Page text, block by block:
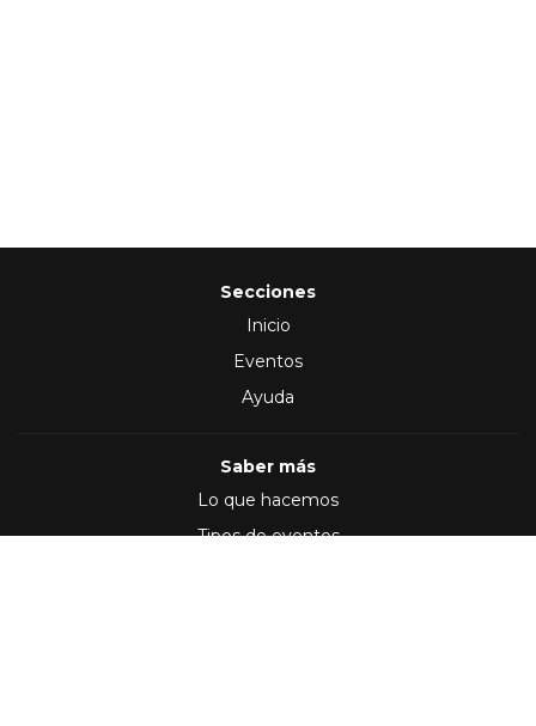
Secciones
Inicio
Eventos
Ayuda
Saber más
Lo que hacemos
Tipos de eventos